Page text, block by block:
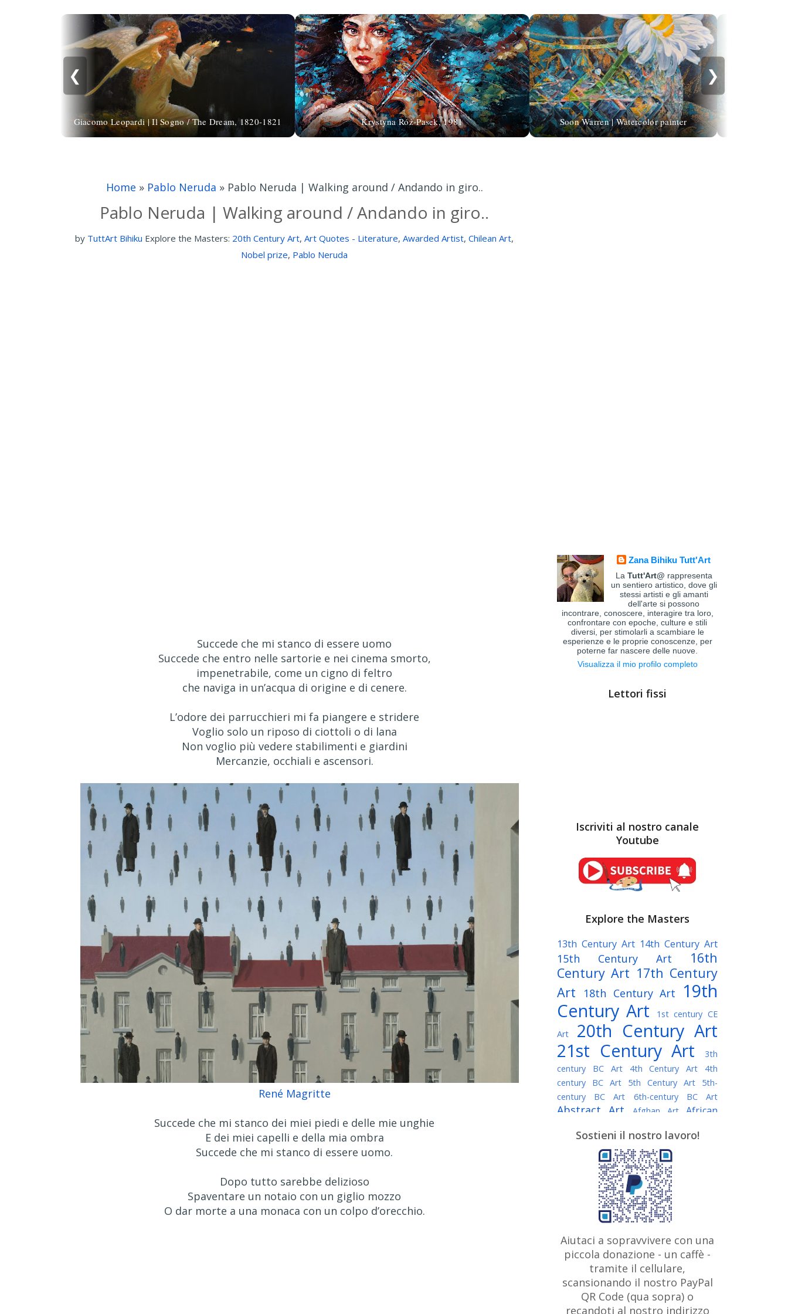
❮
Giacomo Leopardi | Il Sogno / The Dream, 1820-1821 Krystyna Róż-Pasek, 1981 Soon Warren | Watercolor painter
❯
Home » Pablo Neruda » Pablo Neruda | Walking around / Andando in giro..
Pablo Neruda | Walking around / Andando in giro..
by TuttArt Bihiku Explore the Masters: 20th Century Art, Art Quotes - Literature, Awarded Artist, Chilean Art,
Nobel prize, Pablo Neruda
Succede che mi stanco di essere uomo
Succede che entro nelle sartorie e nei cinema smorto,
impenetrabile, come un cigno di feltro
che naviga in un’acqua di origine e di cenere.
L’odore dei parrucchieri mi fa piangere e stridere
Voglio solo un riposo di ciottoli o di lana
Non voglio più vedere stabilimenti e giardini
Mercanzie, occhiali e ascensori.
René Magritte
Succede che mi stanco dei miei piedi e delle mie unghie
E dei miei capelli e della mia ombra
Succede che mi stanco di essere uomo.
Dopo tutto sarebbe delizioso
Spaventare un notaio con un giglio mozzo
O dar morte a una monaca con un colpo d’orecchio.
Zana Bihiku Tutt'Art
La Tutt'Art@ rappresenta
un sentiero artistico, dove gli
stessi artisti e gli amanti
dell'arte si possono
incontrare, conoscere, interagire tra loro,
confrontare con epoche, culture e stili
diversi, per stimolarli a scambiare le
esperienze e le proprie conoscenze, per
poterne far nascere delle nuove.
Visualizza il mio profilo completo
Lettori fissi
Iscriviti al nostro canale
Youtube
Explore the Masters
13th Century Art 14th Century Art
15th Century Art
16th
Century Art 17th Century
Art
18th Century Art
19th
Century Art
1st century CE
Art
20th Century Art
21st Century Art
3th
century BC Art
4th Century Art
4th
century BC Art
5th Century Art
5th-
century BC Art
6th-century BC Art
Abstract Art Afghan Art
African
Algerian painter American Art
Argentine Art Armenian painter
Art history Art Institute of Chicago
Art Quotes - Literature
Australian Art Austrian Art
Austro-Hungarian Art Awarded
Artist
Baroque Art
Belarusian
Art Belgian Art Bohemian Art Bolivian
Bosnian Art Brazilian Art British
Art British Museum Brooklyn Museum
Bulgarian Art Burmese Art Canadian
Art
Caravaggio
Chilean Art
Sostieni il nostro lavoro!
Aiutaci a sopravvivere con una
piccola donazione - un caffè -
tramite il cellulare,
scansionando il nostro PayPal
QR Code (qua sopra) o
recandoti al nostro indirizzo